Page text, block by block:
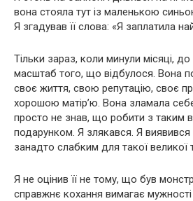
вона стояла тут із маленькою
Я згадував її слова: «Я заплатила
Тільки зараз, коли минули місяці,
масштаб того, що відбулося. Вона
своє життя, свою репутацію, своє
хорошою матір’ю. Вона зламала
просто не знав, що робити з таким
подарунком. Я злякався. Я
занадто слабким для такої великої
Я не оцінив її не тому, що був
справжнє кохання вимагає мужності